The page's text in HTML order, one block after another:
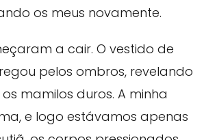
os meus novamente.
a cair. O vestido de
pelos ombros, revelando
mamilos duros. A minha
e logo estávamos apenas